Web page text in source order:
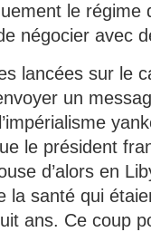
le régime
négocier avec
lancées sur le
un
le président
d’alors en
la santé qui
ans. Ce coup